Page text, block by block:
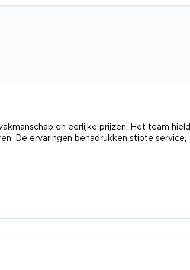
en eerlijke prijzen. Het team hield
De ervaringen benadrukken stipte service,